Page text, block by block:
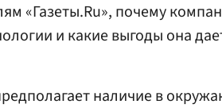
«Газеты.Ru», почему
и какие выгоды она
наличие в